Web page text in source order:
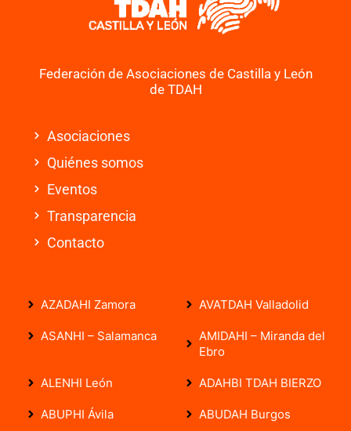
Federación de Asociaciones de Castilla y León
de TDAH
Asociaciones
Quiénes somos
Eventos
Transparencia
Contacto
AZADAHI Zamora AVATDAH Valladolid
ASANHI – Salamanca
AMIDAHI – Miranda del
Ebro
ALENHI León ADAHBI TDAH BIERZO
ABUPHI Ávila ABUDAH Burgos